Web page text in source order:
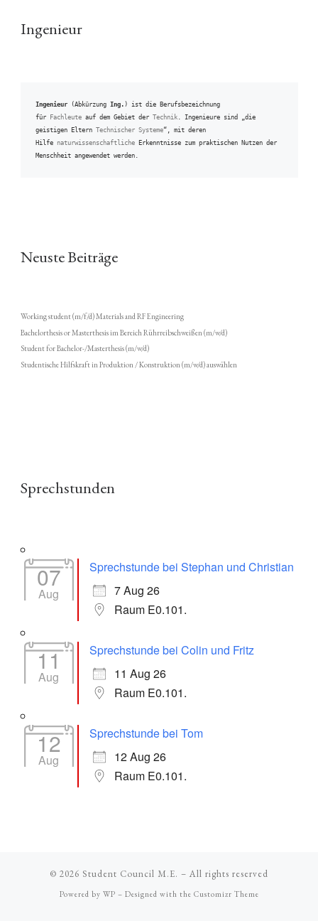
Ingenieur
Ingenieur (Abkürzung Ing. ) ist die Berufsbezeichnung
für
Fachleute auf dem Gebiet der Technik . Ingenieure sind „die
geistigen Eltern Technischer Systeme“, mit deren
Hilfe naturwissenschaftliche Erkenntnisse zum praktischen Nutzen der
Menschheit angewendet werden.
Neuste Beiträge
Working student (m/f/d) Materials and RF Engineering
Bachelorthesis or Masterthesis im Bereich Rührreibschweißen (m/w/d)
Student for Bachelor-/Masterthesis (m/w/d)
Studentische Hilfskraft in Produktion / Konstruktion (m/w/d) auswählen
Sprechstunden
07
Aug
Sprechstunde bei Stephan und Christian
7 Aug 26
Raum E0.101.
11
Aug
Sprechstunde bei Colin und Fritz
11 Aug 26
Raum E0.101.
12
Aug
Sprechstunde bei Tom
12 Aug 26
Raum E0.101.
© 2026 Student Council M.E. – All rights reserved
Powered by WP – Designed with the Customizr Theme